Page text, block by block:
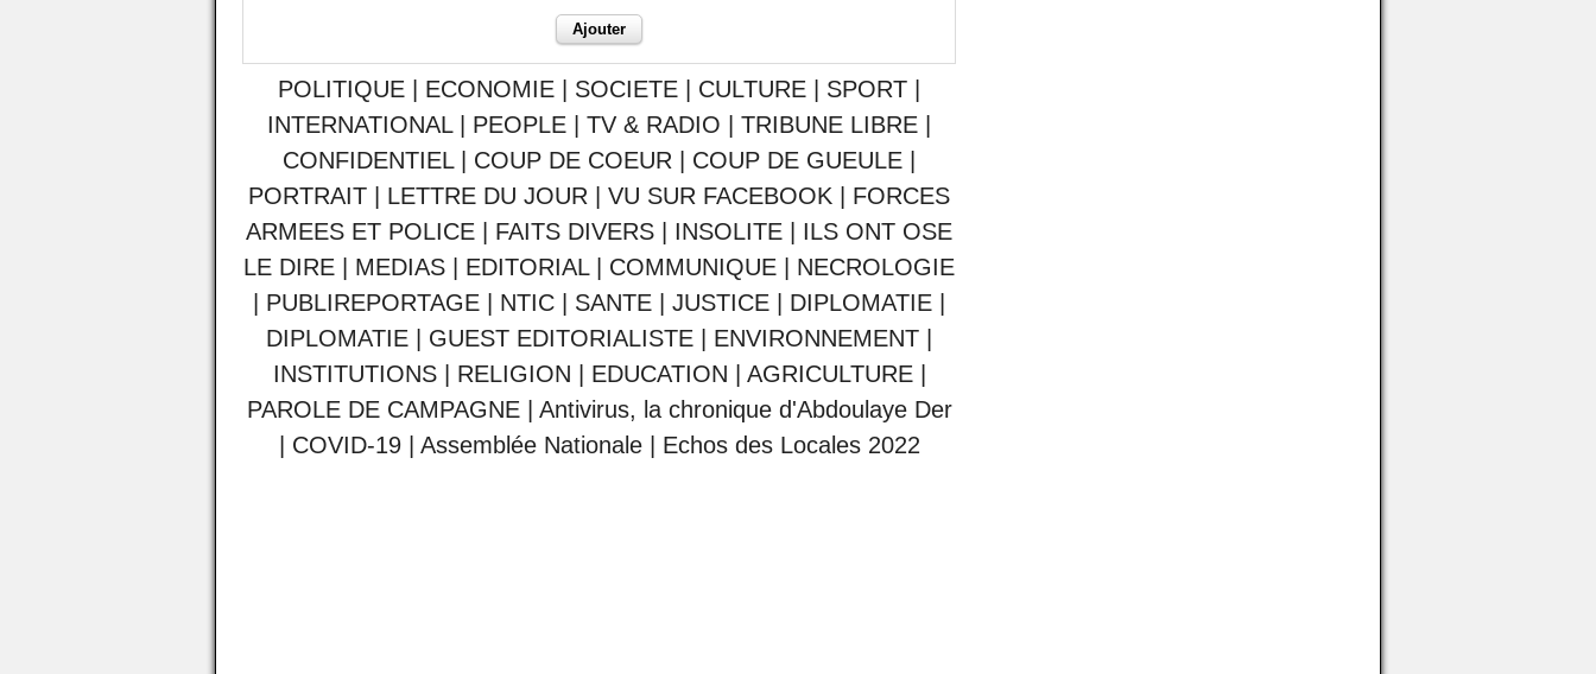
POLITIQUE ECONOMIE SOCIETE CULTURE SPORT
INTERNATIONAL
PEOPLE TV & RADIO TRIBUNE LIBRE
CONFIDENTIEL
COUP DE COEUR COUP DE GUEULE
PORTRAIT
LETTRE DU JOUR VU SUR FACEBOOK
FORCES
ARMEES ET POLICE
FAITS DIVERS INSOLITE
ILS ONT OSE
LE DIRE
MEDIAS EDITORIAL COMMUNIQUE
NECROLOGIE
PUBLIREPORTAGE NTIC SANTE JUSTICE DIPLOMATIE
DIPLOMATIE
GUEST EDITORIALISTE ENVIRONNEMENT
INSTITUTIONS
RELIGION EDUCATION AGRICULTURE
PAROLE DE CAMPAGNE
Antivirus, la chronique d'Abdoulaye Der
COVID-19 Assemblée Nationale Echos des Locales 2022